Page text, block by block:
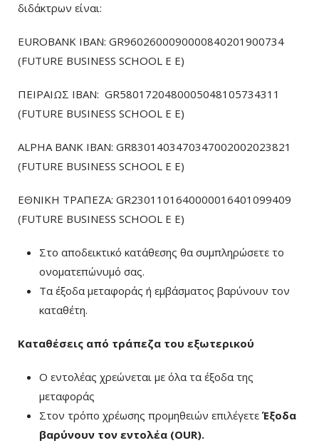
διδάκτρων είναι:
EUROBANK IBAN: GR9602600090000840201900734
(FUTURE BUSINESS SCHOOL E E)
ΠΕΙΡΑΙΩΣ ΙΒΑΝ: GR5801720480005048105734311
(FUTURE BUSINESS SCHOOL E E)
ALPHA BANK IBAN: GR8301403470347002002023821
(FUTURE BUSINESS SCHOOL E E)
ΕΘΝΙΚΗ ΤΡΑΠΕΖΑ: GR2301101640000016401099409
(FUTURE BUSINESS SCHOOL E E)
Στο αποδεικτικό κατάθεσης θα συμπληρώσετε το
ονοματεπώνυμό σας.
Τα έξοδα μεταφοράς ή εμβάσματος βαρύνουν τον
καταθέτη.
Καταθέσεις από τράπεζα του εξωτερικού
Ο εντολέας χρεώνεται με όλα τα έξοδα της
μεταφοράς
Στον τρόπο χρέωσης προμηθειών επιλέγετε Έξοδα
βαρύνουν τον εντολέα (ΟUR).